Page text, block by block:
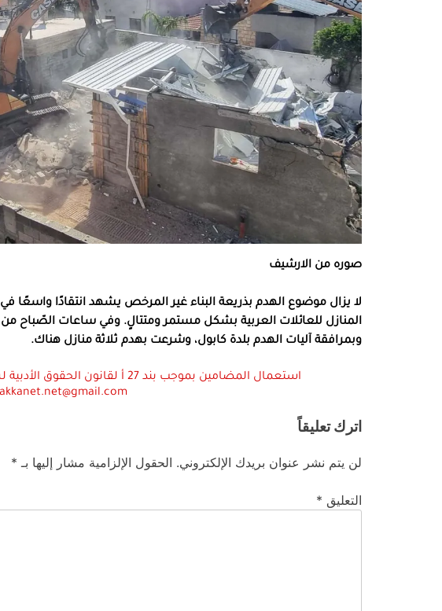
صوره من الارشيف
لا يزال موضوع الهدم بذريعة البناء غير المرخص يشهد انتقادًا
المنازل للعائلات العربية بشكل مستمر ومتتالٍ. وفي ساعات الصّباح
وبمرافقة آليات الهدم بلدة كابول، وشرعت بهدم ثلاثة منازل هناك.
akkanet.net@gmail.com
اترك تعليقاً
لن يتم نشر عنوان بريدك الإلكتروني. الحقول الإلزامية مشار إليها بـ *
التعليق *